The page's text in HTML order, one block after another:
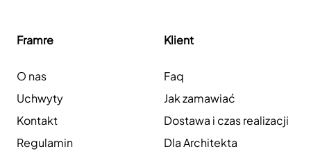
Framre
O nas
Uchwyty
Kontakt
Regulamin
Klient
Faq
Jak zamawiać
Dostawa i czas realizacji
Dla Architekta